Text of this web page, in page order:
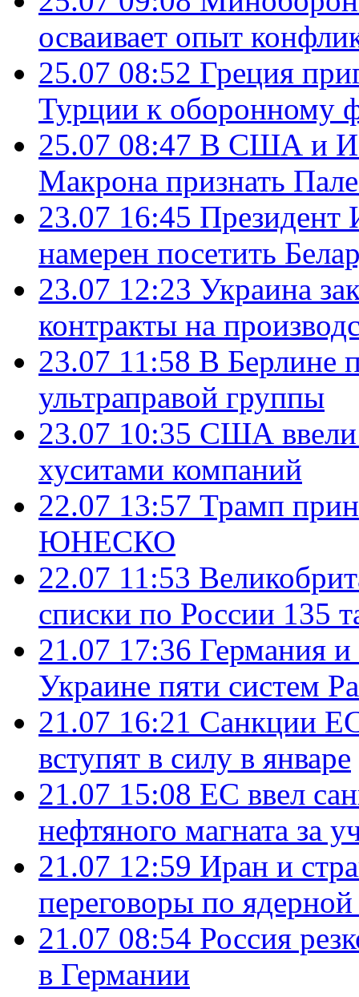
осваивает опыт
25.07 08:52 Греция
Турции к оборонному
25.07 08:47 В США и
Макрона признать
23.07 16:45 Президент
намерен посетить
23.07 12:23 Украина
контракты на
23.07 11:58 В Берлине
ультраправой группы
23.07 10:35 США ввели
хуситами компаний
22.07 13:57 Трамп
ЮНЕСКО
22.07 11:53
списки по России 135
21.07 17:36 Германия
Украине пяти систем
21.07 16:21 Санкции
вступят в силу в январе
21.07 15:08 ЕС ввел
нефтяного магната за
21.07 12:59 Иран и
переговоры по
21.07 08:54 Россия
в Германии